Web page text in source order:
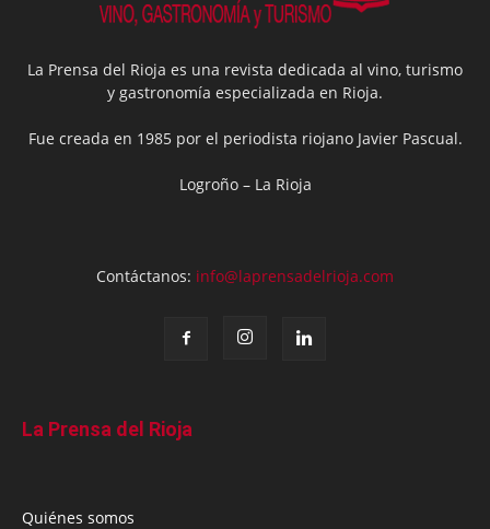
La Prensa del Rioja es una revista dedicada al vino, turismo
y gastronomía especializada en Rioja.
Fue creada en 1985 por el periodista riojano Javier Pascual.
Logroño – La Rioja
Contáctanos: info@laprensadelrioja.com
La Prensa del Rioja
Quiénes somos